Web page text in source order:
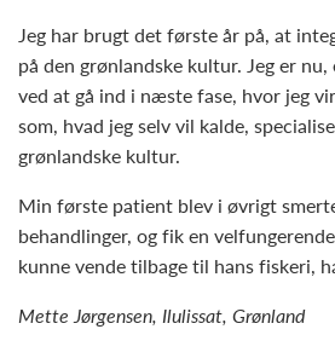
Jeg har brugt det første år på, at
på den grønlandske kultur. Jeg er
ved at gå ind i næste fase, hvor jeg
som, hvad jeg selv vil kalde,
grønlandske kultur.
Min første patient blev i øvrigt
behandlinger, og fik en
kunne vende tilbage til hans fiskeri,
Mette Jørgensen, Ilulissat, Grønland